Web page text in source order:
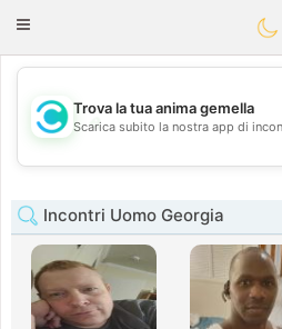
olombia
Toggle
💖
💕
Trova la tua anima gemella
Scarica subito la nostra app di
Incontri Uomo Georgia